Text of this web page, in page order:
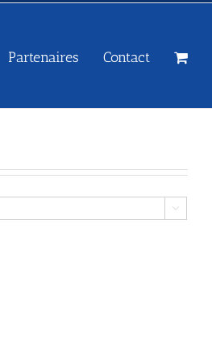
Partenaires Contact
